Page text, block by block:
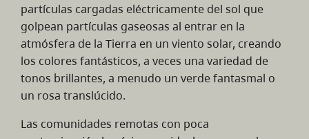
partículas cargadas eléctricamente del sol que
golpean partículas gaseosas al entrar en la
atmósfera de la Tierra en un viento solar, creando
los colores fantásticos, a veces una variedad de
tonos brillantes, a menudo un verde fantasmal o
un rosa translúcido.
Las comunidades remotas con poca